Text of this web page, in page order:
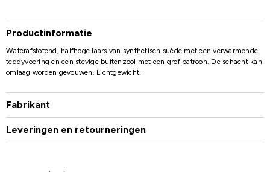
Productinformatie
Waterafstotend, halfhoge laars van synthetisch suède met een verwarmende
teddyvoering en een stevige buitenzool met een grof patroon. De schacht kan
omlaag worden gevouwen. Lichtgewicht.
Fabrikant
Leveringen en retourneringen